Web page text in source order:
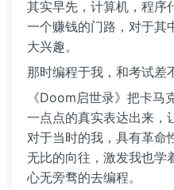
其实早先，计算机，程序
一个赚钱的门路，对于其
大兴趣。
那时编程于我，和考试差
《Doom启世录》把卡马
一点点的真实表达出来，
对于当时的我，具有革命
无比的向往，激发我也学
心无旁骛的去编程。